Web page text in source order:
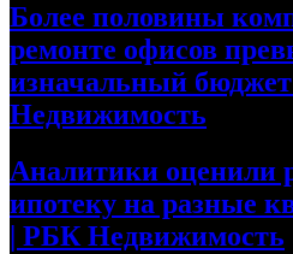
Более половины
ремонте офисов
изначальный
Недвижимость
Аналитики оценили
ипотеку на разные
| РБК Недвижимость